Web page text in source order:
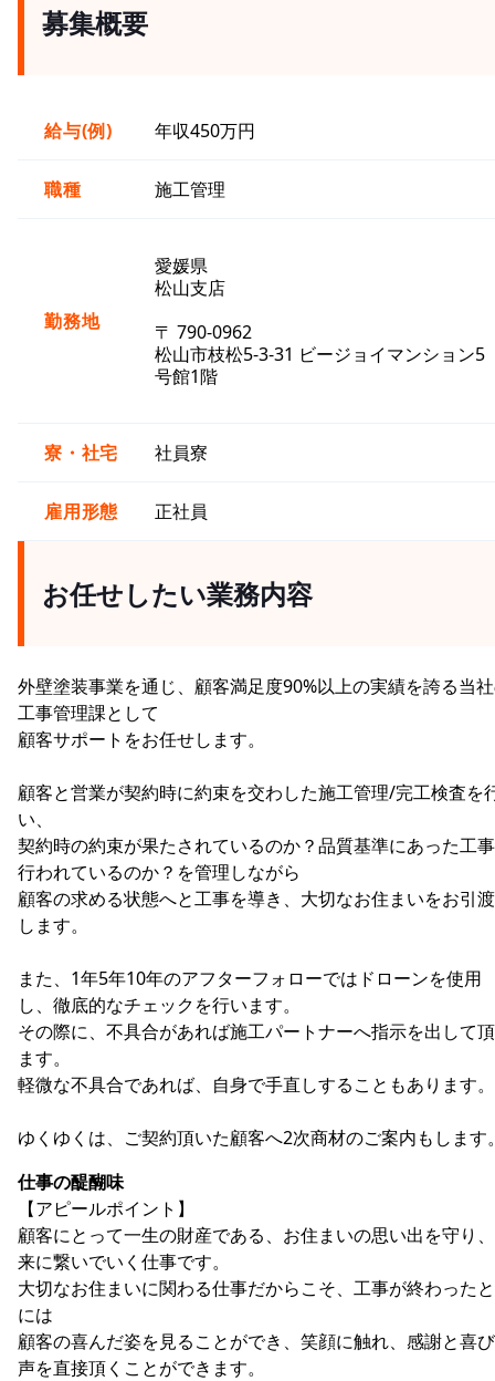
募集概要
給与(例) 年収450万円
職種 施工管理
勤務地
愛媛県
松山支店
〒 790-0962
松山市枝松5-3-31 ビージョイマンション5
号館1階
寮・社宅 社員寮
雇用形態 正社員
お任せしたい業務内容
外壁塗装事業を通じ、顧客満足度90%以上の実績を誇る当
工事管理課として
顧客サポートをお任せします。
顧客と営業が契約時に約束を交わした施工管理/完工検査を
い、
契約時の約束が果たされているのか？品質基準にあった工
行われているのか？を管理しながら
顧客の求める状態へと工事を導き、大切なお住まいをお引
します。
また、1年5年10年のアフターフォローではドローンを使用
し、徹底的なチェックを行います。
その際に、不具合があれば施工パートナーへ指示を出して
ます。
軽微な不具合であれば、自身で手直しすることもあります。
ゆくゆくは、ご契約頂いた顧客へ2次商材のご案内もします
仕事の醍醐味
【アピールポイント】
顧客にとって一生の財産である、お住まいの思い出を守り
来に繋いでいく仕事です。
大切なお住まいに関わる仕事だからこそ、工事が終わった
には
顧客の喜んだ姿を見ることができ、笑顔に触れ、感謝と喜
声を直接頂くことができます。